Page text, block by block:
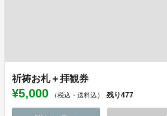
祈祷お札＋拝観券
¥5,000 （税込・送料込） 残り477